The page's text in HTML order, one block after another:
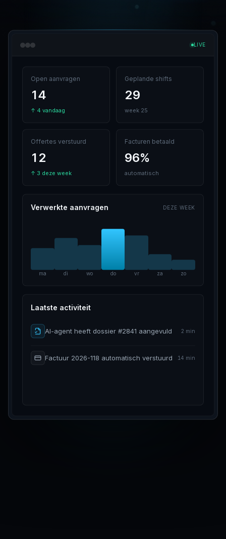
LIVE
Open aanvragen
14
↑ 4 vandaag
Geplande shifts
29
week 25
Offertes verstuurd
12
↑ 3 deze week
Facturen betaald
96%
automatisch
Verwerkte aanvragen DEZE WEEK
ma di wo do vr za zo
Laatste activiteit
AI-agent heeft dossier #2841 aangevuld 2 min
Factuur 2026-118 automatisch verstuurd 14 min